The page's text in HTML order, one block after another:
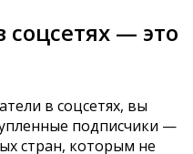
— это
в соцсетях, вы
подписчики —
стран, которым не